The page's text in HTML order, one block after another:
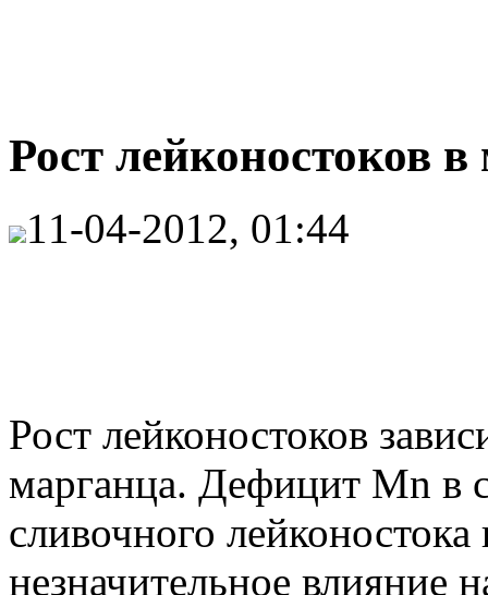
Рост лейконостоков
11-04-2012, 01:44
Рост лейконостоков
марганца. Дефицит Mn в
сливочного
незначительное влияние